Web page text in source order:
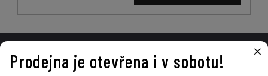
VŠE O NÁKUPU
×
Prodejna je otevřena i v sobotu!